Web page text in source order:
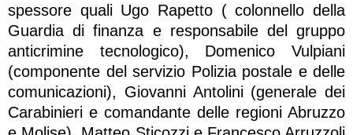
spessore quali Ugo Rapetto ( colonnello della
Guardia di finanza e responsabile del gruppo
anticrimine tecnologico), Domenico Vulpiani
(componente del servizio Polizia postale e delle
comunicazioni), Giovanni Antolini (generale dei
Carabinieri e comandante delle regioni Abruzzo